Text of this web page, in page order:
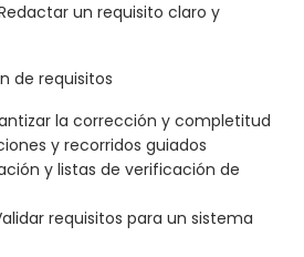
un requisito claro y
de requisitos
la corrección y completitud
y recorridos guiados
y listas de verificación de
requisitos para un sistema